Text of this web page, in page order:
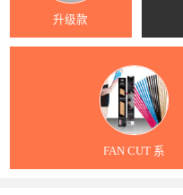
升级款
FAN CUT 系